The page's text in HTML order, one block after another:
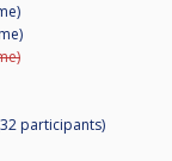
participants)